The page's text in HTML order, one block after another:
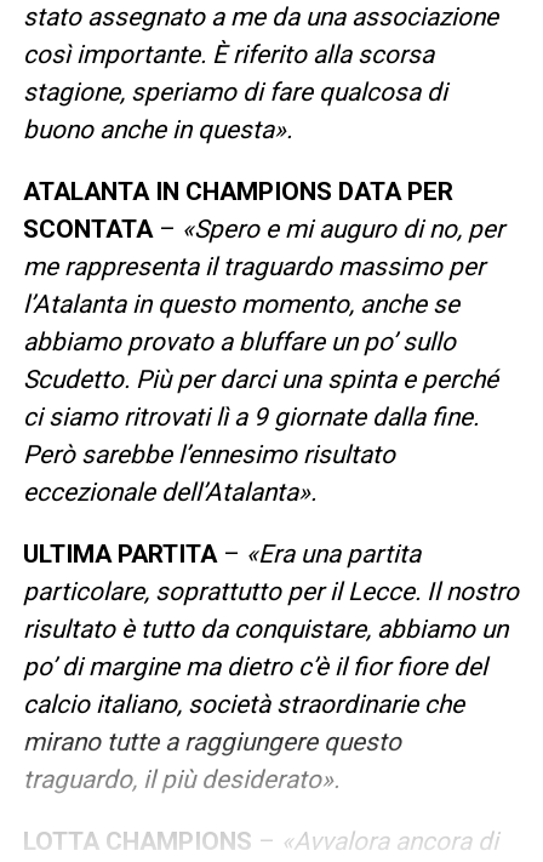
stato assegnato a me da una associazione
così importante. È riferito alla scorsa
stagione, speriamo di fare qualcosa di
buono anche in questa».
ATALANTA IN CHAMPIONS DATA PER
SCONTATA– «Spero e mi auguro di no, per
me rappresenta il traguardo massimo per
l’Atalanta in questo momento, anche se
abbiamo provato a bluffare un po’ sullo
Scudetto. Più per darci una spinta e perché
ci siamo ritrovati lì a 9 giornate dalla fine.
Però sarebbe l’ennesimo risultato
eccezionale dell’Atalanta».
ULTIMA PARTITA– «Era una partita
particolare, soprattutto per il Lecce. Il nostro
risultato è tutto da conquistare, abbiamo un
po’ di margine ma dietro c’è il fior fiore del
calcio italiano, società straordinarie che
mirano tutte a raggiungere questo
traguardo, il più desiderato».
LOTTA CHAMPIONS – «Avvalora ancora di